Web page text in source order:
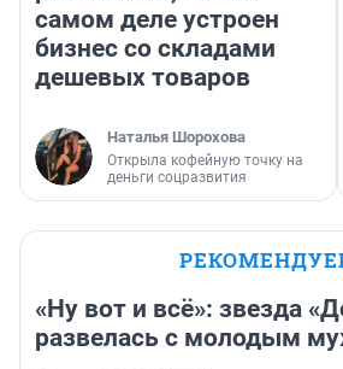
самом деле устроен
бизнес со складами
дешевых товаров
Наталья Шорохова
Открыла кофейную точку на
деньги соцразвития
«Ну вот и всё»: звезда
развелась с молодым